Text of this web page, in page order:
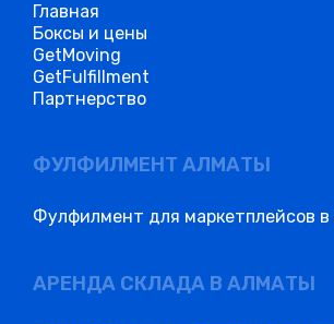
Главная
Боксы и цены
GetMoving
GetFulfillment
Партнерство
ФУЛФИЛМЕНТ АЛМАТЫ
Фулфилмент для маркетплейсов
АРЕНДА СКЛАДА В АЛМАТЫ